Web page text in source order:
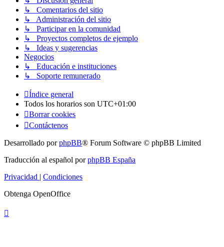
↳ Comentarios del sitio
↳ Administración del sitio
↳ Participar en la comunidad
↳ Proyectos completos de ejemplo
↳ Ideas y sugerencias
Negocios
↳ Educación e instituciones
↳ Soporte remunerado
Índice general
Todos los horarios son UTC+01:00
Borrar cookies
Contáctenos
Desarrollado porphpBB® Forum Software © phpBB Limited
Traducción al español porphpBB España
Privacidad | Condiciones
Obtenga OpenOffice